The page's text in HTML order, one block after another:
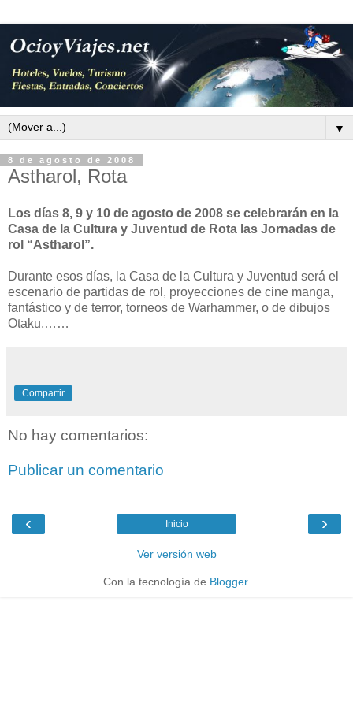
▼
8 de agosto de 2008
Astharol, Rota
Los días 8, 9 y 10 de agosto de 2008 se celebrarán en la
Casa de la Cultura y Juventud de Rota las Jornadas de
rol “Astharol”.
Durante esos días, la Casa de la Cultura y Juventud será el
escenario de partidas de rol, proyecciones de cine manga,
fantástico y de terror, torneos de Warhammer, o de dibujos
Otaku,……
Compartir
No hay comentarios:
Publicar un comentario
‹ ›
Inicio
Ver versión web
Con la tecnología de Blogger.